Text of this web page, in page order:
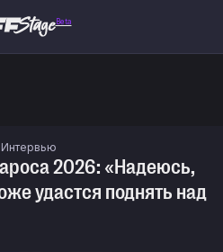
Beta
Интервью
2026: «Надеюсь,
удастся поднять над